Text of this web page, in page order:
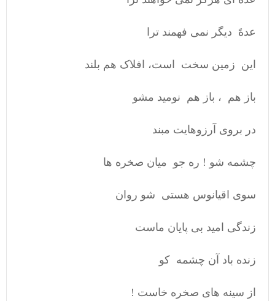
عدهً دیگر نمی فهمند ترا
این زمین سخت است، افلاک هم بلند
باز هم ، باز هم نومید مشو
در بروی آرزوهایت مبند
چشمه شو ! ره جو میان صخره ها
سوی اقیانوس هستی شو روان
زندگی امید بی پایان ماست
زنده باد آن چشمه کو
از سینه های صخره خاست !